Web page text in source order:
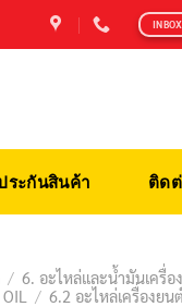
INBOX
ระกันสินค้า ติดต่
/ 6. อะไหล่และน้ำมันเครื่อ
/ 6.2 อะไหล่เครื่องยนต์